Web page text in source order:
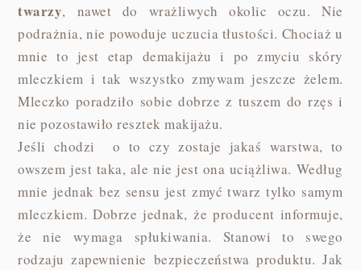
twarzy, nawet do wrażliwych okolic oczu. Nie
podrażnia, nie powoduje uczucia tłustości. Chociaż u
mnie to jest etap demakijażu i po zmyciu skóry
mleczkiem i tak wszystko zmywam jeszcze żelem.
Mleczko poradziło sobie dobrze z tuszem do rzęs i
nie pozostawiło resztek makijażu.
Jeśli chodzi o to czy zostaje jakaś warstwa, to
owszem jest taka, ale nie jest ona uciążliwa. Według
mnie jednak bez sensu jest zmyć twarz tylko samym
mleczkiem. Dobrze jednak, że producent informuje,
że nie wymaga spłukiwania. Stanowi to swego
rodzaju zapewnienie bezpieczeństwa produktu. Jak